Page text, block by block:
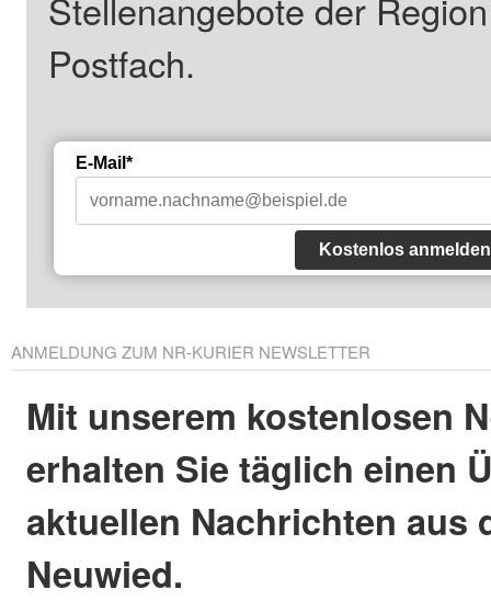
Stellenangebote der
Postfach.
E-Mail*
Kostenlos anmelden
ANMELDUNG ZUM NR-KURIER NEWSLETTER
Mit unserem kostenlosen
erhalten Sie täglich einen
aktuellen Nachrichten aus
Neuwied.